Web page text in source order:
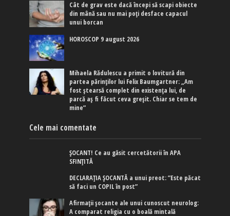
Cât de grav este dacă începi să scapi obiecte
din mână sau nu mai poți desface capacul
unui borcan
HOROSCOP 9 august 2026
Mihaela Rădulescu a primit o lovitură din
partea părinților lui Felix Baumgartner: „Am
fost ștearsă complet din existența lui, de
parcă aș fi făcut ceva greșit. Chiar se tem de
mine”
Cele mai comentate
ȘOCANT! Ce au găsit cercetătorii în APA
SFINȚITĂ
DECLARAȚIA ȘOCANTĂ a unui preot: ”Este păcat
să faci un COPIL în post”
Afirmaţii şocante ale unui cunoscut neurolog:
A comparat religia cu o boală mintală